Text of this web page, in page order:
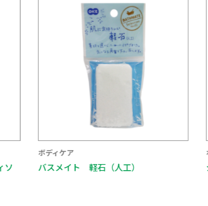
スメイト 軽石（人工） シルクパ